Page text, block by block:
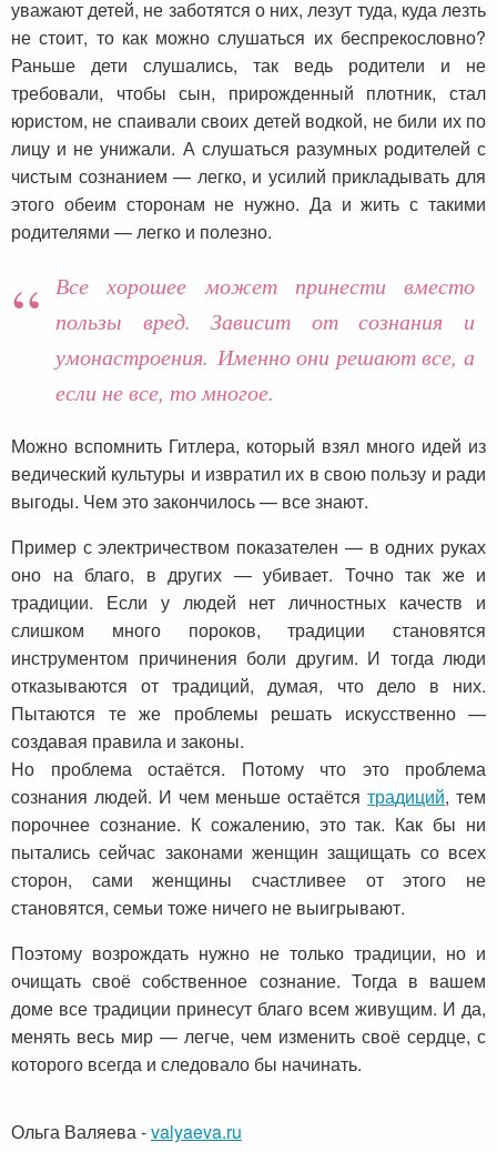
уважают детей, не заботятся о них, лезут туда, куда лезть
не стоит, то как можно слушаться их беспрекословно?
Раньше дети слушались, так ведь родители и не
требовали, чтобы сын, прирожденный плотник, стал
юристом, не спаивали своих детей водкой, не били их по
лицу и не унижали. А слушаться разумных родителей с
чистым сознанием — легко, и усилий прикладывать для
этого обеим сторонам не нужно. Да и жить с такими
родителями — легко и полезно.
Все хорошее может принести вместо
пользы вред. Зависит от сознания и
умонастроения. Именно они решают все, а
если не все, то многое.
Можно вспомнить Гитлера, который взял много идей из
ведический культуры и извратил их в свою пользу и ради
выгоды. Чем это закончилось — все знают.
Пример с электричеством показателен — в одних руках
оно на благо, в других — убивает. Точно так же и
традиции. Если у людей нет личностных качеств и
слишком много пороков, традиции становятся
инструментом причинения боли другим. И тогда люди
отказываются от традиций, думая, что дело в них.
Пытаются те же проблемы решать искусственно —
создавая правила и законы.
Но проблема остаётся. Потому что это проблема
сознания людей. И чем меньше остаётсятрадиций, тем
порочнее сознание. К сожалению, это так. Как бы ни
пытались сейчас законами женщин защищать со всех
сторон, сами женщины счастливее от этого не
становятся, семьи тоже ничего не выигрывают.
Поэтому возрождать нужно не только традиции, но и
очищать своё собственное сознание. Тогда в вашем
доме все традиции принесут благо всем живущим. И да,
менять весь мир — легче, чем изменить своё сердце, с
которого всегда и следовало бы начинать.
Ольга Валяева-valyaeva.ru